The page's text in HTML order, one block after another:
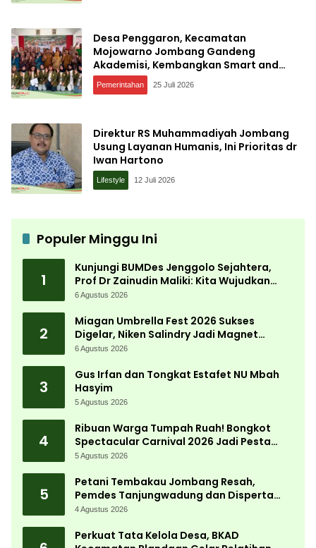
Desa Penggaron, Kecamatan
Mojowarno Jombang Gandeng
Akademisi, Kembangkan Smart and
Sustainable Village, Ini Tujuannya
Pemerintahan 25 Juli 2026
Direktur RS Muhammadiyah Jombang
Usung Layanan Humanis, Ini Prioritas dr
Iwan Hartono
Lifestyle 12 Juli 2026
Populer Minggu Ini
1
Kunjungi BUMDes Jenggolo Sejahtera,
Prof Dr Zainudin Maliki: Kita Wujudkan
Kemandirian Ekonomi dengan Potensi
6 Agustus 2026
2
Miagan Umbrella Fest 2026 Sukses
Digelar, Niken Salindry Jadi Magnet
Ribuan Pengunjung
6 Agustus 2026
3
Gus Irfan dan Tongkat Estafet NU Mbah
Hasyim
5 Agustus 2026
4
Ribuan Warga Tumpah Ruah! Bongkot
Spectacular Carnival 2026 Jadi Pesta
Kemerdekaan Terbesar di Peterongan
5 Agustus 2026
5
Petani Tembakau Jombang Resah,
Pemdes Tanjungwadung dan Disperta
Bergerak Cepat
4 Agustus 2026
Perkuat Tata Kelola Desa, BKAD